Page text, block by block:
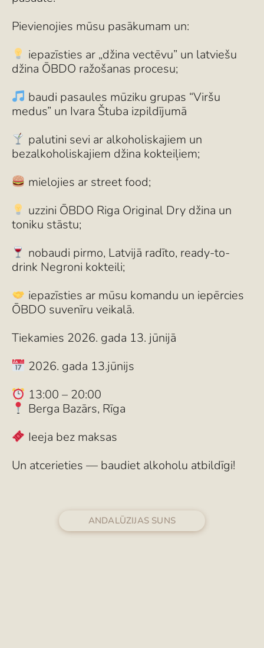
Pievienojies mūsu pasākumam un:
iepazīsties ar „džina vectēvu” un latviešu
džina ŌBDO ražošanas procesu;
baudi pasaules mūziku grupas “Viršu
medus” un Ivara Štuba izpildījumā
palutini sevi ar alkoholiskajiem un
bezalkoholiskajiem džina kokteiļiem;
mielojies ar street food;
uzzini ŌBDO Riga Original Dry džina un
toniku stāstu;
nobaudi pirmo, Latvijā radīto, ready-to-
drink Negroni kokteili;
iepazīsties ar mūsu komandu un iepērcies
ŌBDO suvenīru veikalā.
Tiekamies 2026. gada 13. jūnijā
2026. gada 13.jūnijs
13:00 – 20:00
Berga Bazārs, Rīga
Ieeja bez maksas
Un atcerieties — baudiet alkoholu atbildīgi!
ANDALŪZIJAS SUNS